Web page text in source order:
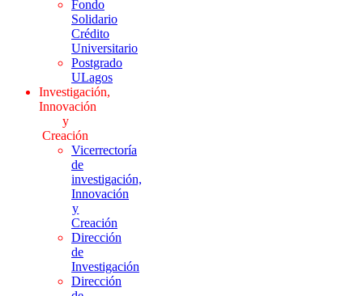
Fondo
Solidario
Crédito
Universitario
Postgrado
ULagos
Investigación,
Innovación
y
Creación
Vicerrectoría
de
investigación,
Innovación
y
Creación
Dirección
de
Investigación
Dirección